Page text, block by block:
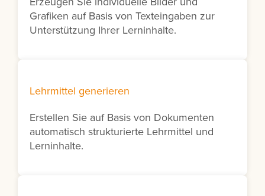
Grafiken auf Basis von Texteingaben zur
Unterstützung Ihrer Lerninhalte.
Lehrmittel generieren
Erstellen Sie auf Basis von Dokumenten
automatisch strukturierte Lehrmittel und
Lerninhalte.